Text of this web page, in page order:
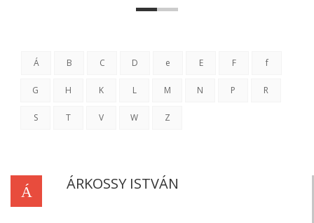
Á B C D e E F f
G H K L M N P R
S T V W Z
Á ÁRKOSSY ISTVÁN